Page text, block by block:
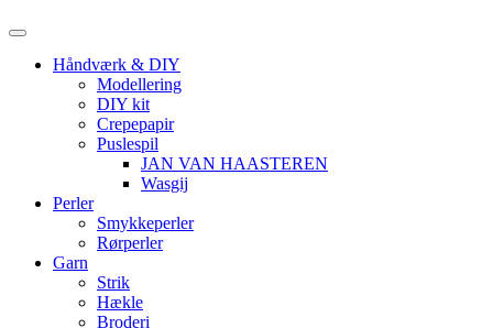
Menu
Håndværk & DIY
Modellering
DIY kit
Crepepapir
Puslespil
JAN VAN HAASTEREN
Wasgij
Perler
Smykkeperler
Rørperler
Garn
Strik
Hækle
Broderi